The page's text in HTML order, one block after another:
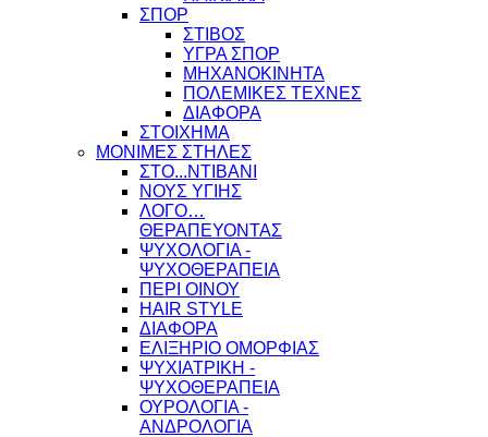
ΣΠΟΡ
ΣΤΙΒΟΣ
ΥΓΡΑ ΣΠΟΡ
ΜΗΧΑΝΟΚΙΝΗΤΑ
ΠΟΛΕΜΙΚΕΣ ΤΕΧΝΕΣ
ΔΙΑΦΟΡΑ
ΣΤΟΙΧΗΜΑ
ΜΟΝΙΜΕΣ ΣΤΗΛΕΣ
ΣΤΟ...ΝΤΙΒΑΝΙ
ΝΟΥΣ ΥΓΙΗΣ
ΛΟΓΟ…
ΘΕΡΑΠΕΥΟΝΤΑΣ
ΨΥΧΟΛΟΓΙΑ -
ΨΥΧΟΘΕΡΑΠΕΙΑ
ΠΕΡΙ ΟΙΝΟΥ
HAIR STYLE
ΔΙΑΦΟΡΑ
ΕΛΙΞΗΡΙΟ ΟΜΟΡΦΙΑΣ
ΨΥΧΙΑΤΡΙΚΗ -
ΨΥΧΟΘΕΡΑΠΕΙΑ
ΟΥΡΟΛΟΓΙΑ -
ΑΝΔΡΟΛΟΓΙΑ